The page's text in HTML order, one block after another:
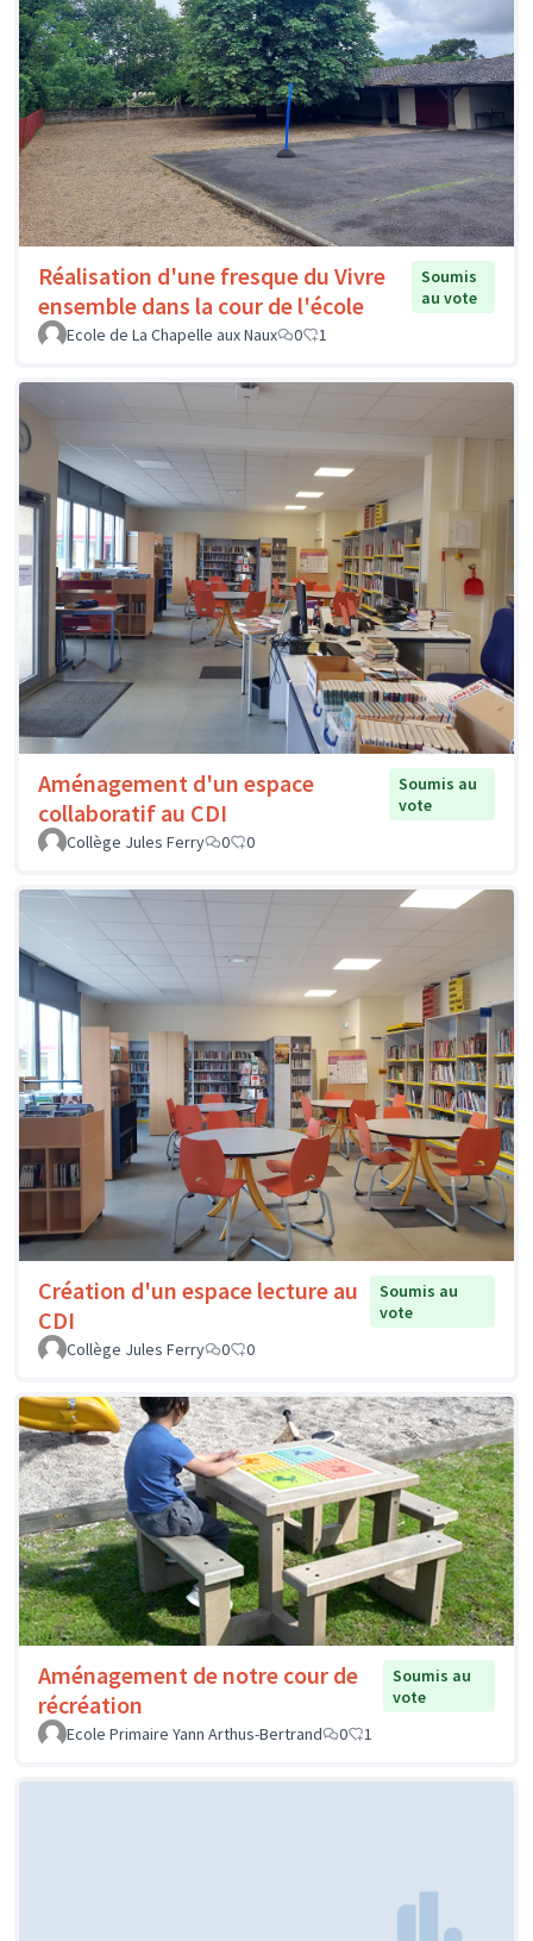
Réalisation d'une fresque du Vivre
ensemble dans la cour de l'école
Soumis
au vote
Ecole de La Chapelle aux Naux
0 1
Aménagement d'un espace
collaboratif au CDI
Soumis au
vote
Collège Jules Ferry
0 0
Création d'un espace lecture au
CDI
Soumis au
vote
Collège Jules Ferry
0 0
Aménagement de notre cour de
récréation
Soumis au
vote
Ecole Primaire Yann Arthus-Bertrand
0 1